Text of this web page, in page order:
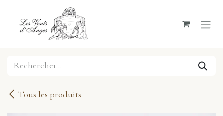
Se rendre au contenu
Tous les produits